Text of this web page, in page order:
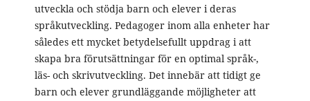
utveckla och stödja barn och elever i deras
språkutveckling. Pedagoger inom alla enheter har
således ett mycket betydelsefullt uppdrag i att
skapa bra förutsättningar för en optimal språk-,
läs- och skrivutveckling. Det innebär att tidigt ge
barn och elever grundläggande möjligheter att